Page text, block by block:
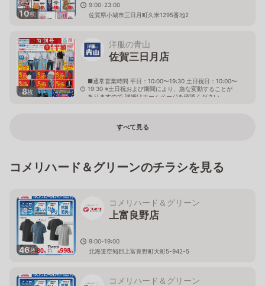
10枚
9:00-23:00
佐賀県小城市三日月町久米1295番地2
8枚
洋服の青山
佐賀三日月店
■通常営業時間 平日：10:00〜19:30 土日祝日：10:00〜
19:30 ※土日祝および期間により、急な変動することが
ありますので 詳細はホームページを確認ください
すべて見る
コメリハード＆グリーンのチラシを見る
46枚
コメリハード＆グリーン
上富良野店
9:00-19:00
北海道空知郡上富良野町大町5-942-5
コメリハード＆グリーン